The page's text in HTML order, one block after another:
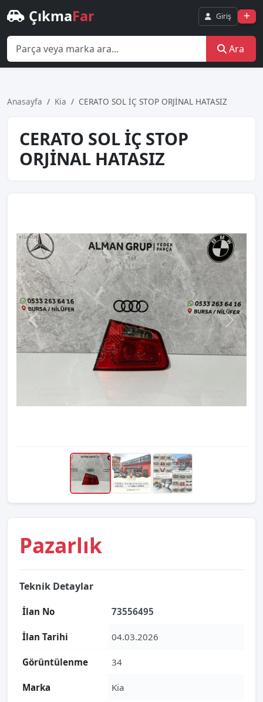
ÇıkmaFar Giriş
Ara
Anasayfa Kia CERATO SOL İÇ STOP ORJİNAL HATASIZ
CERATO SOL İÇ STOP
ORJİNAL HATASIZ
Pazarlık
Teknik Detaylar
İlan No 73556495
İlan Tarihi 04.03.2026
Görüntülenme 34
Marka Kia